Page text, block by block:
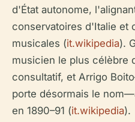
d'État autonome,
conservatoires d'Italie et
musicales (it.wikipedia).
musicien le plus célèbre
consultatif, et Arrigo
porte désormais le
en 1890–91 (it.wikipedia).